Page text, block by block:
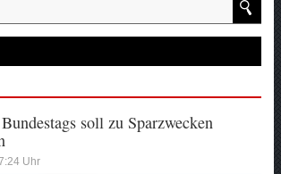
soll zu Sparzwecken
Uhr